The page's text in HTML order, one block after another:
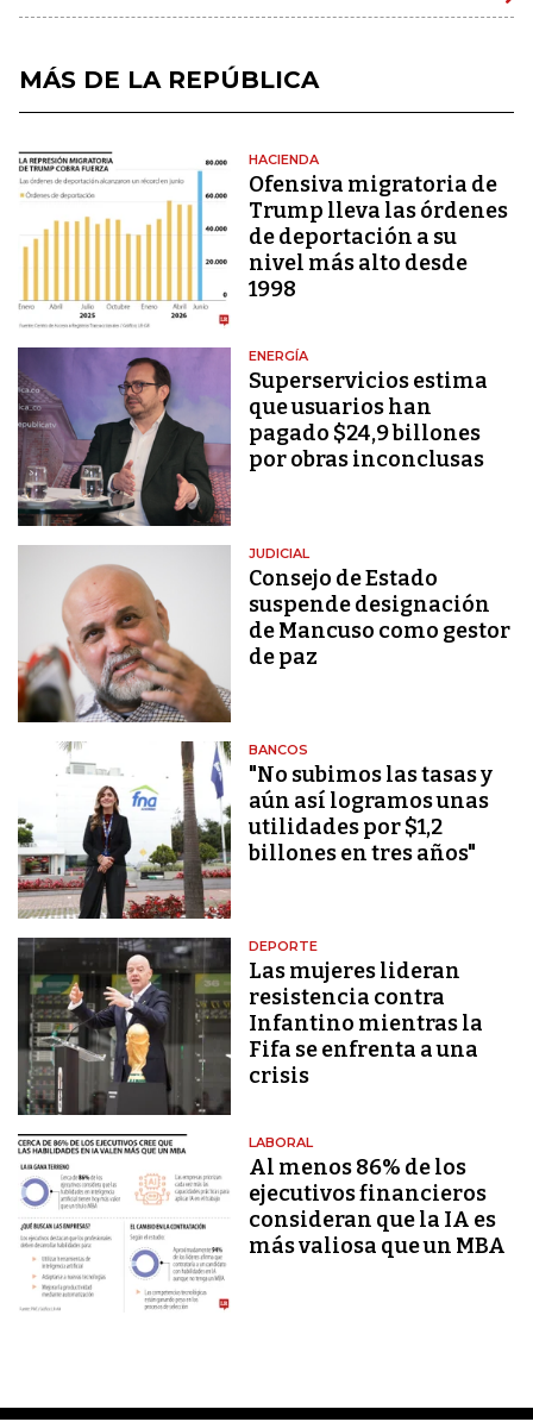
MÁS DE LA REPÚBLICA
HACIENDA
Ofensiva migratoria de
Trump lleva las órdenes
de deportación a su
nivel más alto desde
1998
ENERGÍA
Superservicios estima
que usuarios han
pagado $24,9 billones
por obras inconclusas
JUDICIAL
Consejo de Estado
suspende designación
de Mancuso como gestor
de paz
BANCOS
"No subimos las tasas y
aún así logramos unas
utilidades por $1,2
billones en tres años"
DEPORTE
Las mujeres lideran
resistencia contra
Infantino mientras la
Fifa se enfrenta a una
crisis
LABORAL
Al menos 86% de los
ejecutivos financieros
consideran que la IA es
más valiosa que un MBA